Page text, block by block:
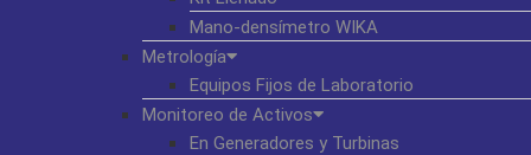
Mano-densímetro WIKA
Metrología
Equipos Fijos de Laboratorio
Monitoreo de Activos
En Generadores y Turbinas